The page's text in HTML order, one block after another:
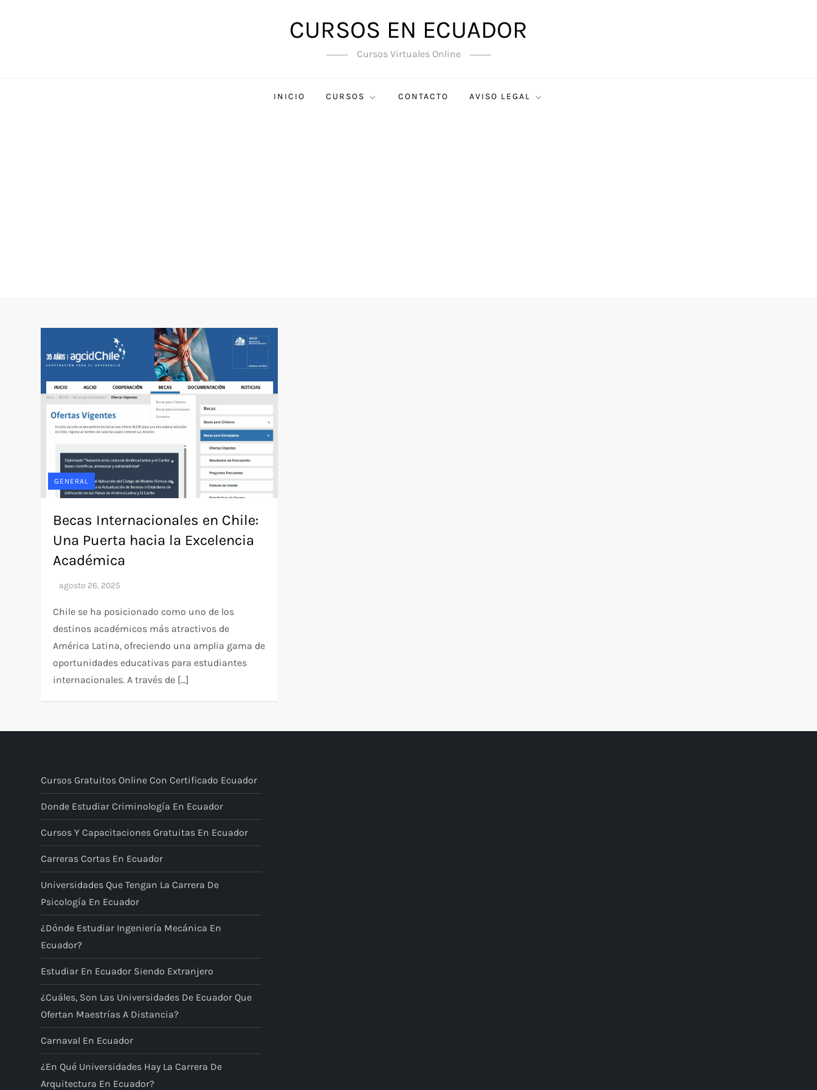
CURSOS EN ECUADOR
Cursos Virtuales Online
INICIO CURSOS CONTACTO AVISO LEGAL
GENERAL
Becas Internacionales en Chile:
Una Puerta hacia la Excelencia
Académica
Chile se ha posicionado como uno de los
destinos académicos más atractivos de
América Latina, ofreciendo una amplia gama de
oportunidades educativas para estudiantes
internacionales. A través de […]
Cursos Gratuitos Online Con Certificado Ecuador
Donde Estudiar Criminología En Ecuador
Cursos Y Capacitaciones Gratuitas En Ecuador
Carreras Cortas En Ecuador
Universidades Que Tengan La Carrera De
Psicología En Ecuador
¿Dónde Estudiar Ingeniería Mecánica En
Ecuador?
Estudiar En Ecuador Siendo Extranjero
¿Cuáles, Son Las Universidades De Ecuador Que
Ofertan Maestrías A Distancia?
Carnaval En Ecuador
¿En Qué Universidades Hay La Carrera De
Arquitectura En Ecuador?